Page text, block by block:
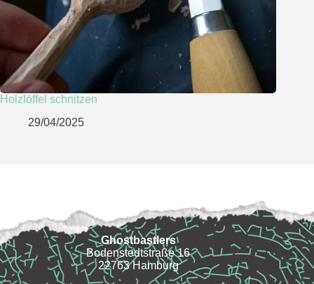
Holzlöffel schnitzen
29/04/2025
Ghostbastlers
Bodenstedtstraße 16
22763 Hamburg